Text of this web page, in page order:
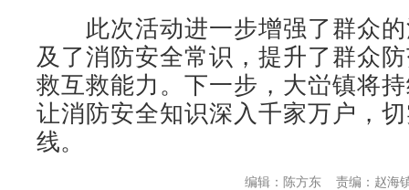
此次活动进一步增强了群众的
及了消防安全常识，提升了群众
救互救能力。下一步，大峃镇将
让消防安全知识深入千家万户，
线。
责编：赵海
编辑：陈方东